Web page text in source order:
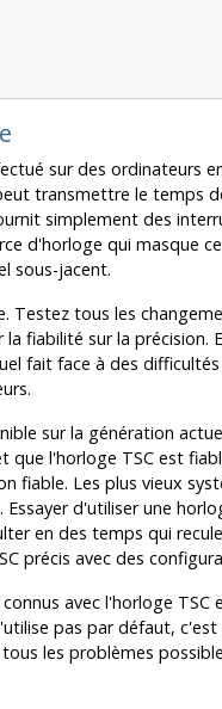
sur des ordinateurs
transmettre le temps
simplement des
d'horloge qui masque
sous-jacent.
tous les
sur la précision.
fait face à des
sur la génération
l'horloge TSC est
fiable. Les plus vieux
d'utiliser une
en des temps qui
précis avec des
avec l'horloge TSC
pas par défaut,
les problèmes